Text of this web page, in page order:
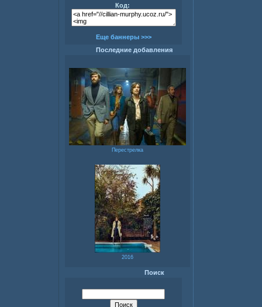
Код:
Еще баннеры >>>
Последние добавления
Перестрелка
2016
Поиск